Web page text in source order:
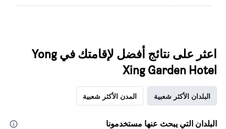
اعثر على نتائج أفضل لإقامتك في Yong
Xing Garden Hotel
البلدان الأكثر شعبية المدن الأكثر شعبية
البلدان التي يبحث عنها مستخدمونا